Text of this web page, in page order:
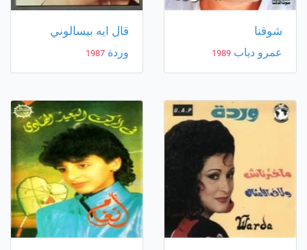
شوقنا
عمرو دياب 1989
قال ايه بيسالوني
وردة 1987